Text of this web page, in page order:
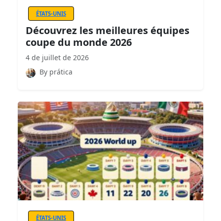
ÉTATS-UNIS
Découvrez les meilleures équipes
coupe du monde 2026
4 de juillet de 2026
By prática
ÉTATS-UNIS